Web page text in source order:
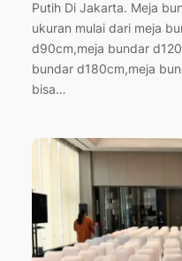
Putih Di Jakarta. Meja
ukuran mulai dari meja
d90cm,meja bundar
bundar d180cm,meja
bisa…